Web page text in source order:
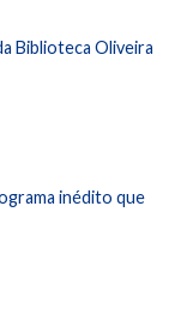
Biblioteca Oliveira
inédito que